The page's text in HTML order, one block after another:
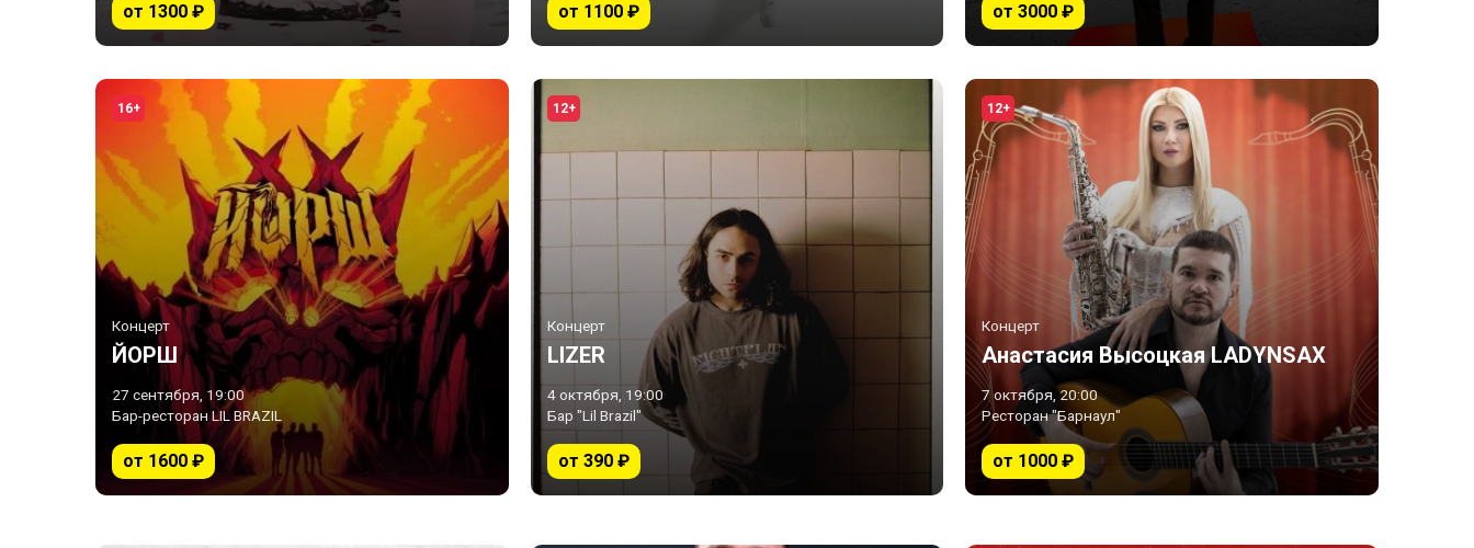
от 1300 ₽ от 1100 ₽ от 3000 ₽
16+
Концерт
ЙОРШ
27 сентября, 19:00
Бар-ресторан LIL BRAZIL
от 1600 ₽
12+
Концерт
LIZER
4 октября, 19:00
Бар "Lil Brazil"
от 390 ₽
12+
Концерт
Анастасия Высоцкая LADYNSAX
7 октября, 20:00
Ресторан "Барнаул"
от 1000 ₽